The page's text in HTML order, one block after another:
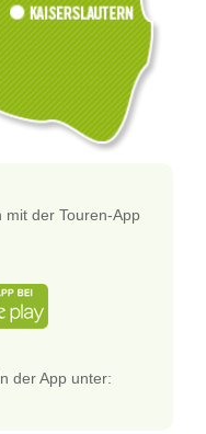
mit der Touren-App
der App unter: